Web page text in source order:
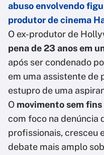
abuso envolvendo
produtor de cinema
O ex-produtor de
pena de 23 anos em
após ser condenado
em uma assistente de
estupro de uma
O movimento sem
com foco na denúncia
profissionais, cresceu
debate mais amplo